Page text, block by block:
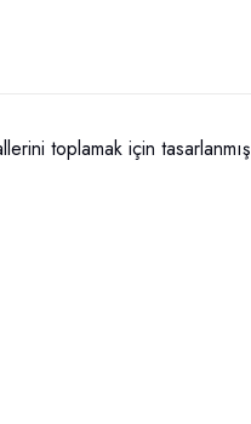
toplamak için tasarlanmış